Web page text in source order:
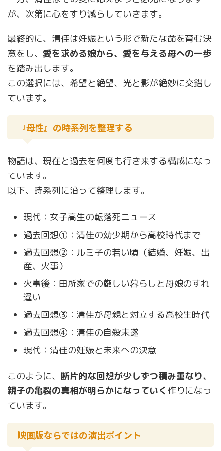
が、次第に心をすり減らしていきます。
最終的に、清佳は妊娠という形で新たな命を育む決
意をし、 愛を求める娘から、愛を与える母への一歩
を踏み出します。
この選択には、希望と絶望、光と影が絶妙に交錯し
ています。
『母性』の時系列を整理する
物語は、現在と過去を何度も行き来する構成になっ
ています。
以下、時系列に沿って整理します。
現代：女子高生の転落死ニュース
過去回想①：清佳の幼少期から高校時代まで
過去回想②：ルミ子の若い頃（結婚、妊娠、出
産、火事）
火事後：田所家での厳しい暮らしと母娘のすれ
違い
過去回想③：清佳が母親と対立する高校生時代
過去回想④：清佳の自殺未遂
現代：清佳の妊娠と未来への決意
このように、 断片的な回想が少しずつ積み重なり、
親子の亀裂の真相が明らかになっていく 作りになっ
ています。
映画版ならではの演出ポイント